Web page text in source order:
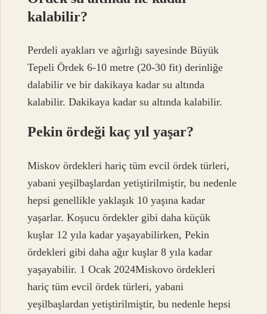
kalabilir?
Perdeli ayakları ve ağırlığı sayesinde Büyük
Tepeli Ördek 6-10 metre (20-30 fit) derinliğe
dalabilir ve bir dakikaya kadar su altında
kalabilir. Dakikaya kadar su altında kalabilir.
Pekin ördeği kaç yıl yaşar?
Miskov ördekleri hariç tüm evcil ördek türleri,
yabani yeşilbaşlardan yetiştirilmiştir, bu nedenle
hepsi genellikle yaklaşık 10 yaşına kadar
yaşarlar. Koşucu ördekler gibi daha küçük
kuşlar 12 yıla kadar yaşayabilirken, Pekin
ördekleri gibi daha ağır kuşlar 8 yıla kadar
yaşayabilir. 1 Ocak 2024Miskovo ördekleri
hariç tüm evcil ördek türleri, yabani
yeşilbaşlardan yetiştirilmiştir, bu nedenle hepsi